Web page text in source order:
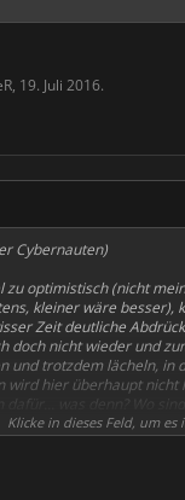
, 19. Juli 2016.
Cybernauten)
optimistisch (nicht
kleiner wäre besser),
Zeit deutliche
doch nicht wieder und
und trotzdem lächeln,
hier überhaupt
was denn? Wo
gibt es doch gar nicht,
seiner Brille im
helfen. Wie soll das
Klicke in dieses Feld, um